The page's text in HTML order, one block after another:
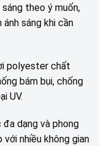
theo ý muốn,
sáng khi cần
polyester chất
bám bụi, chống
UV.
đa dạng và phong
với nhiều không gian